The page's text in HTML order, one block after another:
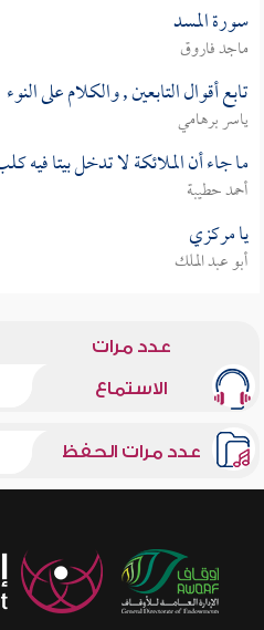
سورة المسد
ماجد فاروق
تابع أقوال التابعين , والكلام على النوء
ياسر برهامي
ما جاء أن الملائكة لا تدخل بيتا فيه
أحمد حطيبة
يا مركزي
أبو عبد الملك
عدد مرات
الاستماع
عدد مرات الحفظ